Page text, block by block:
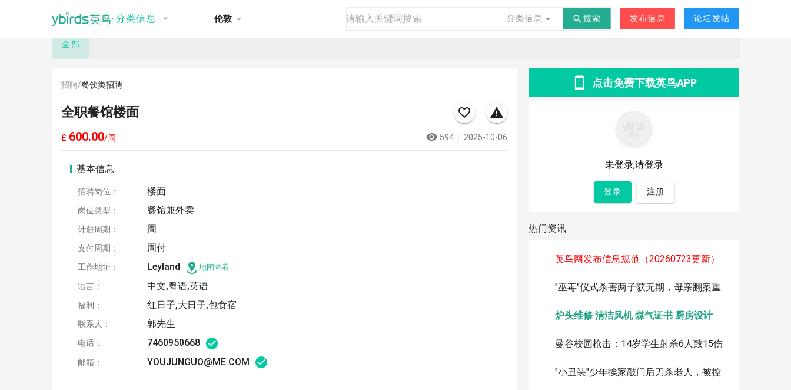
· 分类信息 伦敦 分类信息 搜索 发布信息 论坛发帖
推荐 讨论 租房 二手 商品 商务 交友 其他 -°C
全部
招聘/餐饮类招聘
全职餐馆楼面
£ 600.00/周 594 2025-10-06
基本信息
招聘岗位： 楼面
岗位类型： 餐馆兼外卖
计薪周期： 周
支付周期： 周付
工作地址： Leyland 地图查看
语言： 中文,粤语,英语
福利： 红日子,大日子,包食宿
联系人： 郭先生
电话： 7460950668
邮箱： YOUJUNGUO@ME.COM
点击免费下载英鸟APP
未登录,请登录
登录 注册
热门资讯
英鸟网发布信息规范（20260723更新）
"巫毒"仪式杀害两子获无期，母亲翻案重审
炉头维修 清洁风机 煤气证书 厨房设计
曼谷校园枪击：14岁学生射杀6人致15伤
"小丑装"少年挨家敲门后刀杀老人，被控一级谋杀